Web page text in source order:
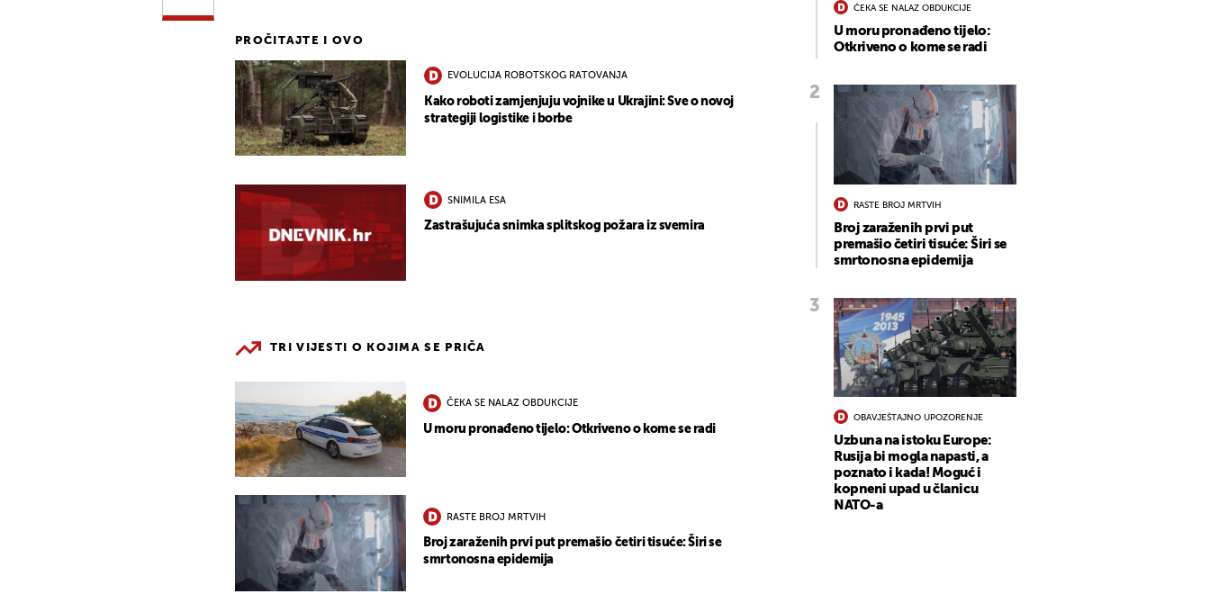
PROČITAJTE I OVO
EVOLUCIJA ROBOTSKOG RATOVANJA
Kako roboti zamjenjuju vojnike u Ukrajini: Sve o novoj
strategiji logistike i borbe
SNIMILA ESA
Zastrašujuća snimka splitskog požara iz svemira
TRI VIJESTI O KOJIMA SE PRIČA
ČEKA SE NALAZ OBDUKCIJE
U moru pronađeno tijelo: Otkriveno o kome se radi
RASTE BROJ MRTVIH
Broj zaraženih prvi put premašio četiri tisuće: Širi se
smrtonosna epidemija
ČEKA SE NALAZ OBDUKCIJE
U moru pronađeno tijelo:
Otkriveno o kome se radi
RASTE BROJ MRTVIH
Broj zaraženih prvi put
premašio četiri tisuće: Širi se
smrtonosna epidemija
OBAVJEŠTAJNO UPOZORENJE
Uzbuna na istoku Europe:
Rusija bi mogla napasti, a
poznato i kada! Moguć i
kopneni upad u članicu
NATO-a